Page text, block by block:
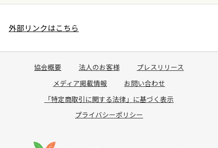
く
外部リンクはこちら
協会概要 法人のお客様
プレスリリース
メディア掲載情報
お問い合わせ
「特定商取引に関する法律」に基づく表示
プライバシーポリシー